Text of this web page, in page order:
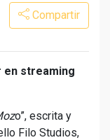
Compartir
en streaming
o”, escrita y
Filo Studios,